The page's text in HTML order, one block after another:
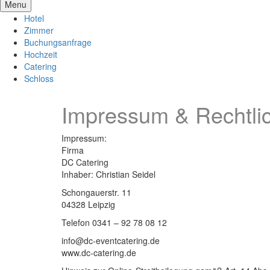
Menu
Hotel
Zimmer
Buchungsanfrage
Hochzeit
Catering
Schloss
Impressum &
Impressum:
Firma
DC Catering
Inhaber: Christian Seidel
Schongauerstr. 11
04328 Leipzig
Telefon 0341 – 92 78 08 12
info@dc-eventcatering.de
www.dc-catering.de